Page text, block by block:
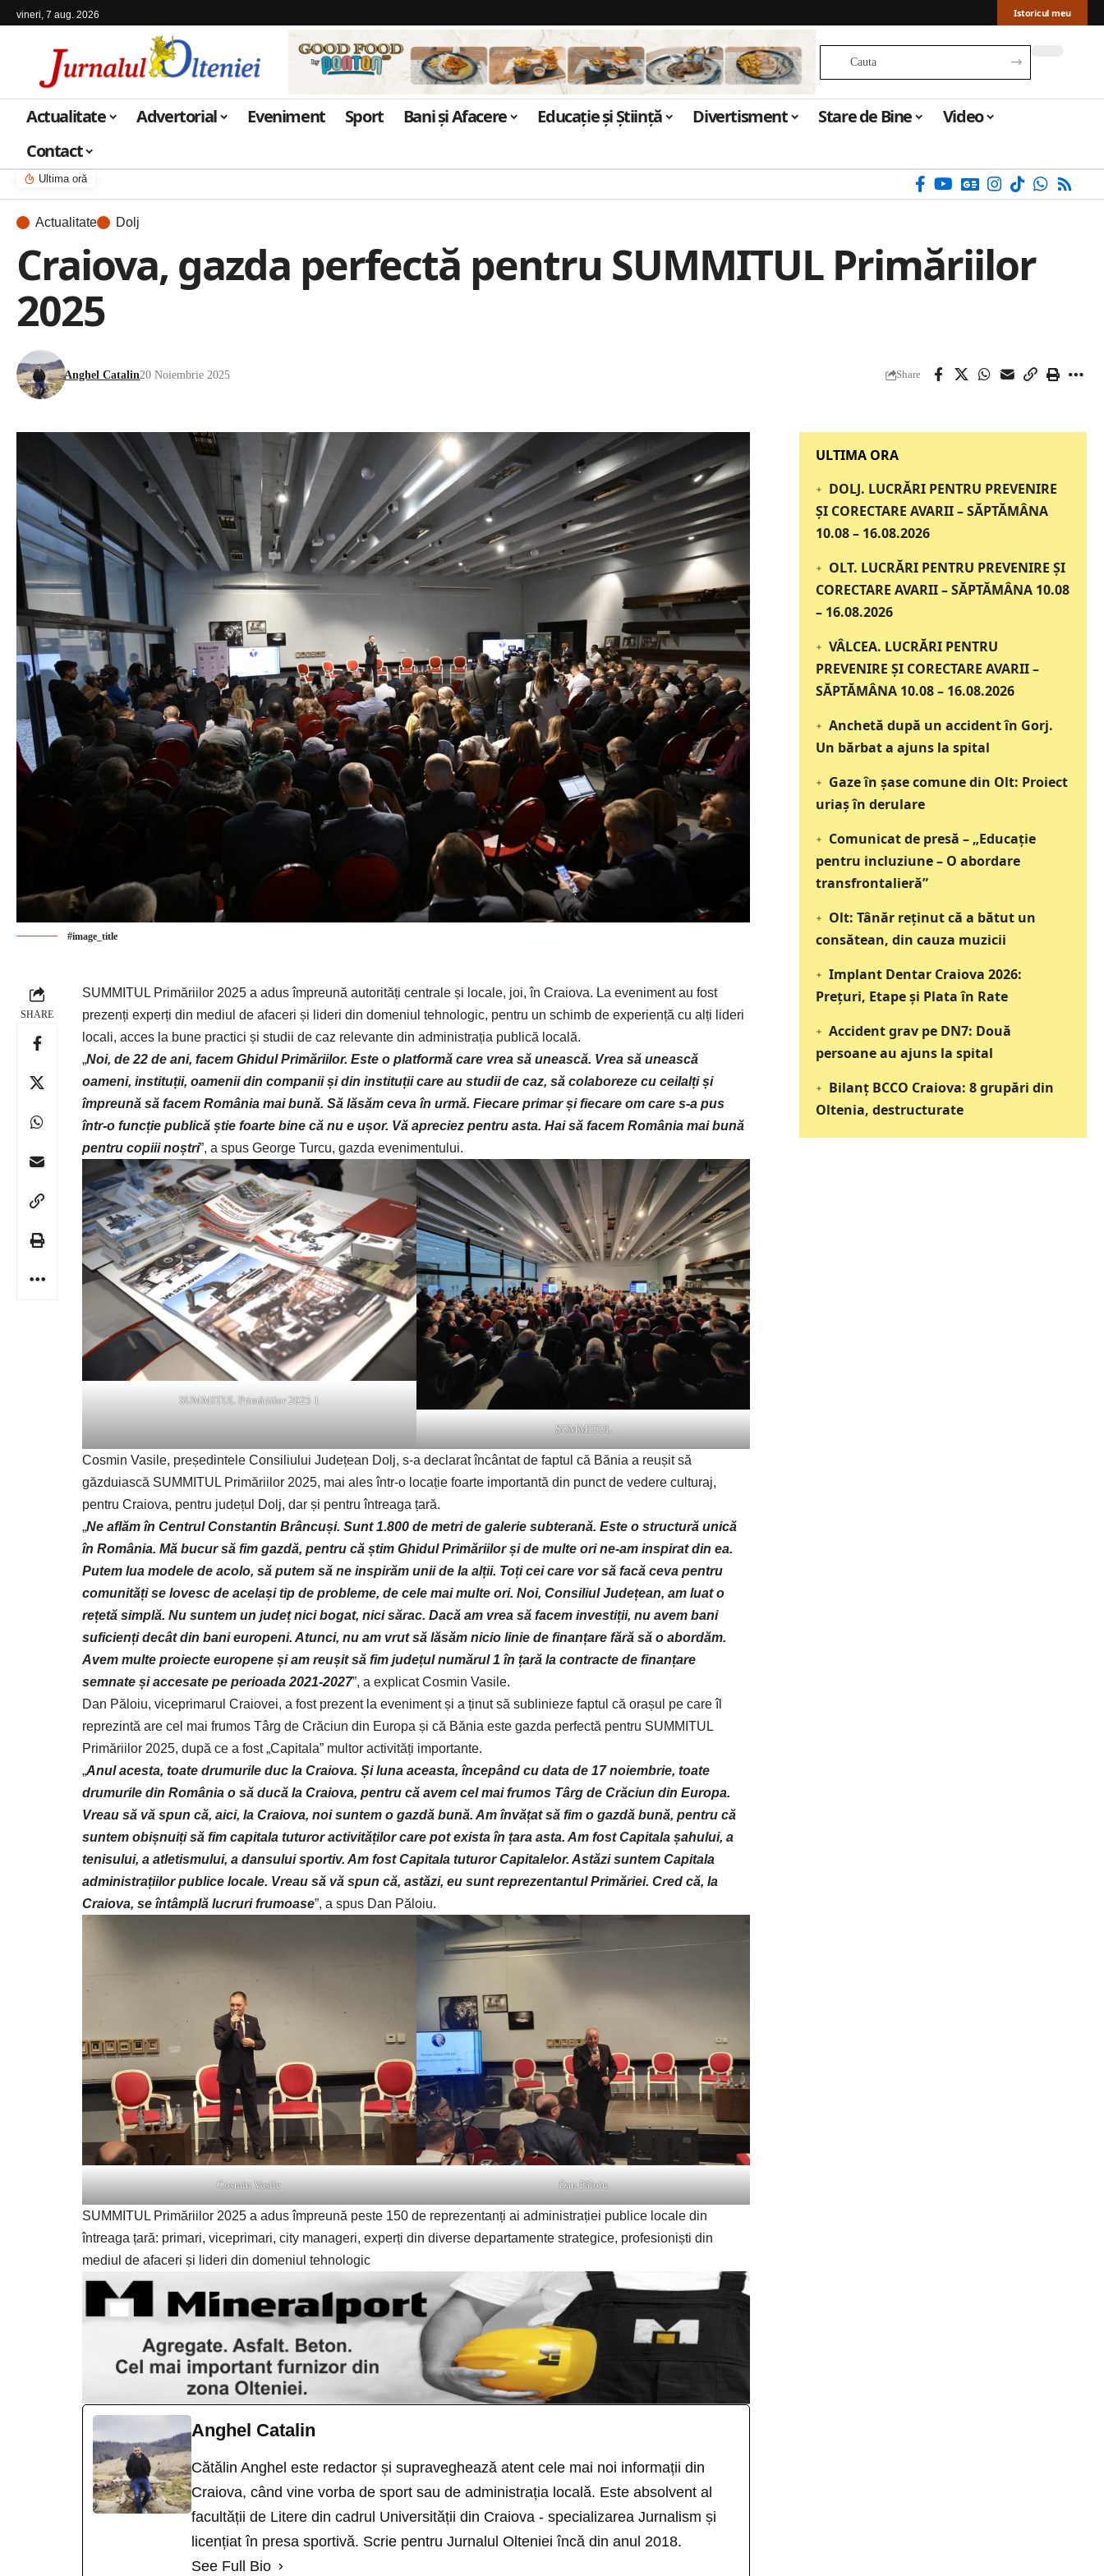
vineri, 7 aug. 2026 Istoricul meu
Actualitate Advertorial Eveniment Sport Bani și Afacere Educație și Știință Divertisment Stare de Bine
Video
Contact
Ultima oră
Actualitate Dolj
Craiova, gazda perfectă pentru SUMMITUL Primăriilor
2025
Anghel Catalin20 Noiembrie 2025 Share
#image_title
SHARE
SUMMITUL Primăriilor 2025 a adus împreună autorități centrale și locale, joi, în Craiova. La eveniment au fost
prezenți experți din mediul de afaceri și lideri din domeniul tehnologic, pentru un schimb de experiență cu alți lideri
locali, acces la bune practici și studii de caz relevante din administrația publică locală.
„Noi, de 22 de ani, facem Ghidul Primăriilor. Este o platformă care vrea să unească. Vrea să unească
oameni, instituții, oamenii din companii și din instituții care au studii de caz, să colaboreze cu ceilalți și
împreună să facem România mai bună. Să lăsăm ceva în urmă. Fiecare primar și fiecare om care s-a pus
într-o funcție publică știe foarte bine că nu e ușor. Vă apreciez pentru asta. Hai să facem România mai bună
pentru copiii noștri”, a spus George Turcu, gazda evenimentului.
SUMMITUL Primăriilor 2025 1
SUMMITUL
Cosmin Vasile, președintele Consiliului Județean Dolj, s-a declarat încântat de faptul că Bănia a reușit să
găzduiască SUMMITUL Primăriilor 2025, mai ales într-o locație foarte importantă din punct de vedere culturaj,
pentru Craiova, pentru județul Dolj, dar și pentru întreaga țară.
„Ne aflăm în Centrul Constantin Brâncuși. Sunt 1.800 de metri de galerie subterană. Este o structură unică
în România. Mă bucur să fim gazdă, pentru că știm Ghidul Primăriilor și de multe ori ne-am inspirat din ea.
Putem lua modele de acolo, să putem să ne inspirăm unii de la alții. Toți cei care vor să facă ceva pentru
comunități se lovesc de același tip de probleme, de cele mai multe ori. Noi, Consiliul Județean, am luat o
rețetă simplă. Nu suntem un județ nici bogat, nici sărac. Dacă am vrea să facem investiții, nu avem bani
suficienți decât din bani europeni. Atunci, nu am vrut să lăsăm nicio linie de finanțare fără să o abordăm.
Avem multe proiecte europene și am reușit să fim județul numărul 1 în țară la contracte de finanțare
semnate și accesate pe perioada 2021-2027”, a explicat Cosmin Vasile.
Dan Păloiu, viceprimarul Craiovei, a fost prezent la eveniment și a ținut să sublinieze faptul că orașul pe care îl
reprezintă are cel mai frumos Târg de Crăciun din Europa și că Bănia este gazda perfectă pentru SUMMITUL
Primăriilor 2025, după ce a fost „Capitala” multor activități importante.
„Anul acesta, toate drumurile duc la Craiova. Și luna aceasta, începând cu data de 17 noiembrie, toate
drumurile din România o să ducă la Craiova, pentru că avem cel mai frumos Târg de Crăciun din Europa.
Vreau să vă spun că, aici, la Craiova, noi suntem o gazdă bună. Am învățat să fim o gazdă bună, pentru că
suntem obișnuiți să fim capitala tuturor activităților care pot exista în țara asta. Am fost Capitala șahului, a
tenisului, a atletismului, a dansului sportiv. Am fost Capitala tuturor Capitalelor. Astăzi suntem Capitala
administrațiilor publice locale. Vreau să vă spun că, astăzi, eu sunt reprezentantul Primăriei. Cred că, la
Craiova, se întâmplă lucruri frumoase”, a spus Dan Păloiu.
Cosmin Vasile Dan Păloiu
SUMMITUL Primăriilor 2025 a adus împreună peste 150 de reprezentanți ai administrației publice locale din
întreaga țară: primari, viceprimari, city manageri, experți din diverse departamente strategice, profesioniști din
mediul de afaceri și lideri din domeniul tehnologic
Anghel Catalin
Cătălin Anghel este redactor și supraveghează atent cele mai noi informații din
Craiova, când vine vorba de sport sau de administrația locală. Este absolvent al
facultății de Litere din cadrul Universității din Craiova - specializarea Jurnalism și
licențiat în presa sportivă. Scrie pentru Jurnalul Olteniei încă din anul 2018.
See Full Bio
‎‎‎‎‎‎‎ULTIMA ORA
DOLJ. LUCRĂRI PENTRU PREVENIRE
ȘI CORECTARE AVARII – SĂPTĂMÂNA
10.08 – 16.08.2026
OLT. LUCRĂRI PENTRU PREVENIRE ȘI
CORECTARE AVARII – SĂPTĂMÂNA 10.08
– 16.08.2026
VÂLCEA. LUCRĂRI PENTRU
PREVENIRE ȘI CORECTARE AVARII –
SĂPTĂMÂNA 10.08 – 16.08.2026
Anchetă după un accident în Gorj.
Un bărbat a ajuns la spital
Gaze în șase comune din Olt: Proiect
uriaș în derulare
Comunicat de presă – „Educație
pentru incluziune – O abordare
transfrontalieră”
Olt: Tânăr reţinut că a bătut un
consătean, din cauza muzicii
Implant Dentar Craiova 2026:
Preţuri, Etape şi Plata în Rate
Accident grav pe DN7: Două
persoane au ajuns la spital
Bilanț BCCO Craiova: 8 grupări din
Oltenia, destructurate